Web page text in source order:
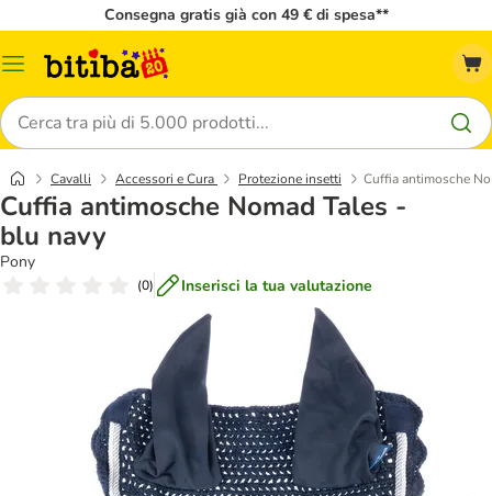
Consegna gratis già con 49 € di spesa**
Overview
Cerca
Cavalli Accessori e Cura Protezione insetti Cuffia antimosche
Cuffia antimosche Nomad Tales -
blu navy
Pony
(0) Inserisci la tua valutazione